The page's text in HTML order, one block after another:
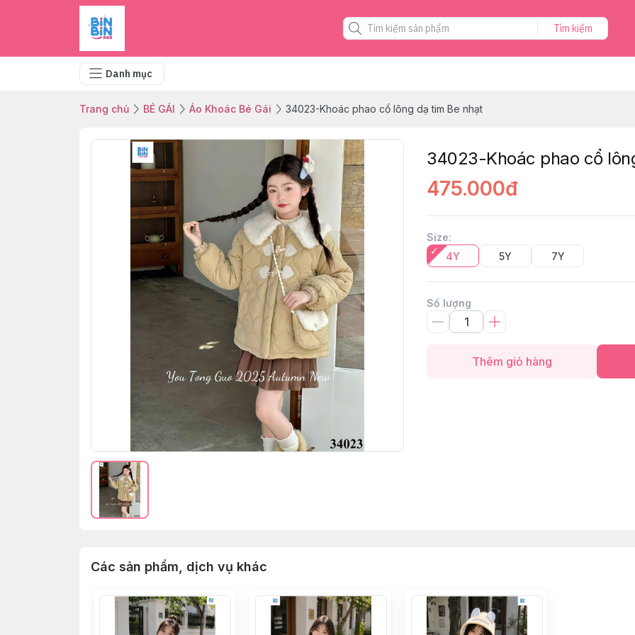
Tìm kiếm
Danh mục
Trang chủ BÉ GÁI Áo Khoác Bé Gái 34023-Khoác phao cổ lông dạ tim Be nhạt
34023-Khoác phao cổ
475.000đ
Size:
4Y
5Y 7Y
Số lượng
Thêm giỏ hàng
Các sản phẩm, dịch vụ khác